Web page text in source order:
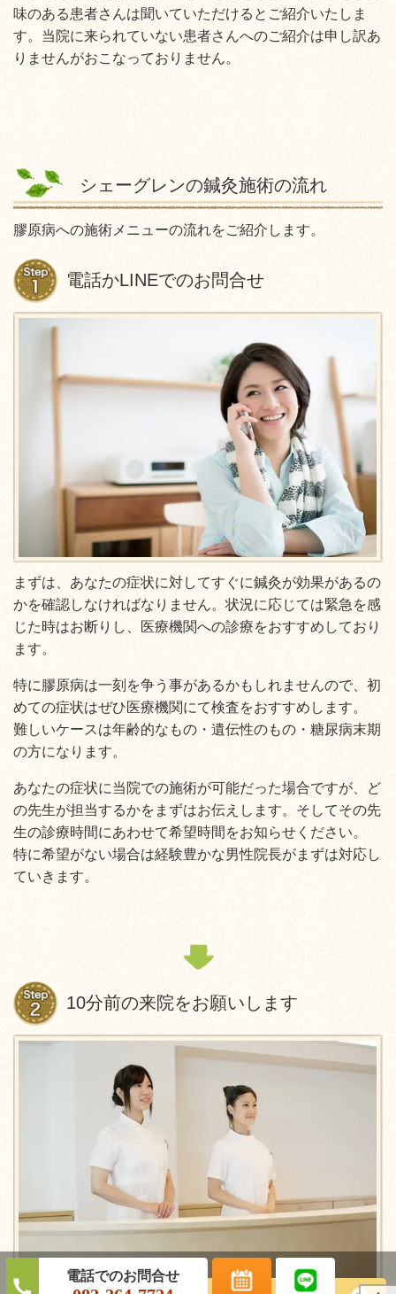
味のある患者さんは聞いていただけるとご紹介いたしま
す。当院に来られていない患者さんへのご紹介は申し訳あ
りませんがおこなっておりません。
シェーグレンの鍼灸施術の流れ
膠原病への施術メニューの流れをご紹介します。
電話かLINEでのお問合せ
まずは、あなたの症状に対してすぐに鍼灸が効果があるの
かを確認しなければなりません。状況に応じては緊急を感
じた時はお断りし、医療機関への診療をおすすめしており
ます。
特に膠原病は一刻を争う事があるかもしれませんので、初
めての症状はぜひ医療機関にて検査をおすすめします。
難しいケースは年齢的なもの・遺伝性のもの・糖尿病末期
の方になります。
あなたの症状に当院での施術が可能だった場合ですが、ど
の先生が担当するかをまずはお伝えします。そしてその先
生の診療時間にあわせて希望時間をお知らせください。
特に希望がない場合は経験豊かな男性院長がまずは対応し
ていきます。
10分前の来院をお願いします